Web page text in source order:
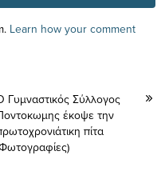
Learn how your comment
Γυμναστικός Σύλλογος
έκοψε την
πίτα